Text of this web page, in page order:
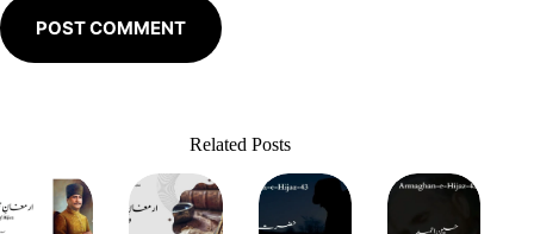
POST COMMENT
Related Posts